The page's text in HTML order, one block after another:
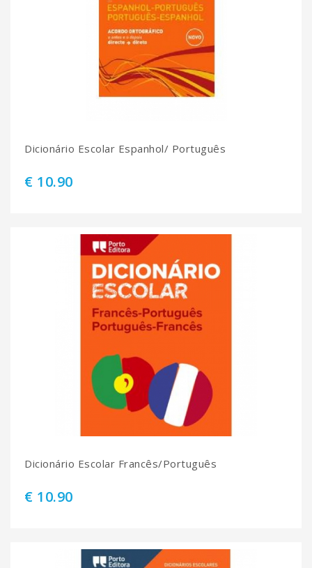
Dicionário Escolar Espanhol/ Português
€ 10.90
Dicionário Escolar Francês/Português
€ 10.90